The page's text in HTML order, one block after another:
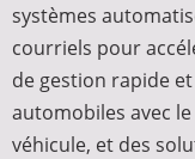
systèmes
courriels pour
de gestion rapide
automobiles avec
véhicule, et des